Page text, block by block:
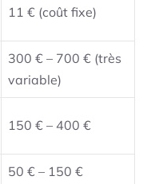
11 € (coût fixe)
300 € – 700 € (très
variable)
150 € – 400 €
50 € – 150 €